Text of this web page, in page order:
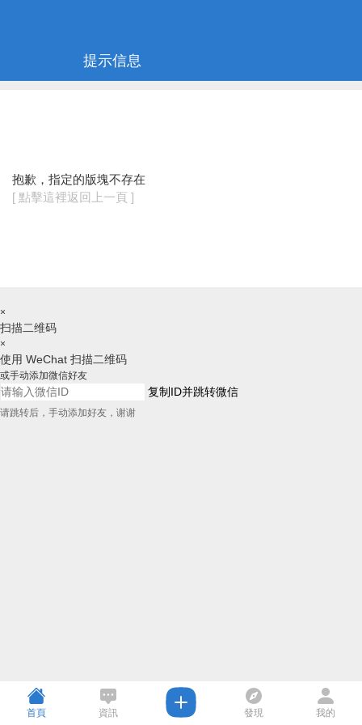
提示信息
抱歉，指定的版塊不存在
[ 點擊這裡返回上一頁 ]
×
扫描二维码
×
使用 WeChat 扫描二维码
或手动添加微信好友
复制ID并跳转微信
请跳转后，手动添加好友，谢谢
首頁 資訊 發現 我的